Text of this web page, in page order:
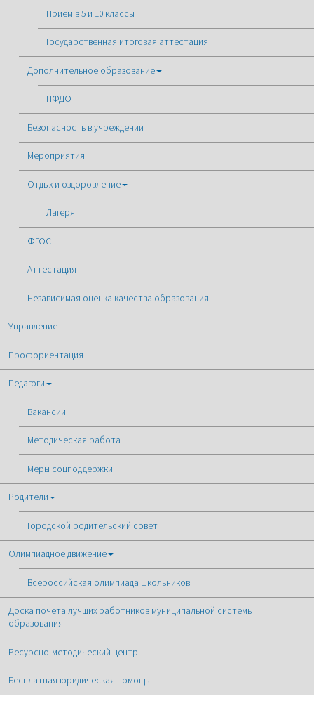
Прием в 5 и 10 классы
Государственная итоговая аттестация
Дополнительное образование
ПФДО
Безопасность в учреждении
Мероприятия
Отдых и оздоровление
Лагеря
ФГОС
Аттестация
Независимая оценка качества образования
Управление
Профориентация
Педагоги
Вакансии
Методическая работа
Меры соцподдержки
Родители
Городской родительский совет
Олимпиадное движение
Всероссийская олимпиада школьников
Доска почёта лучших работников муниципальной системы
образования
Ресурсно-методический центр
Бесплатная юридическая помощь